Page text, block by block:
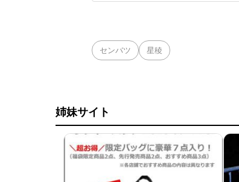
センバツ 星稜
姉妹サイト